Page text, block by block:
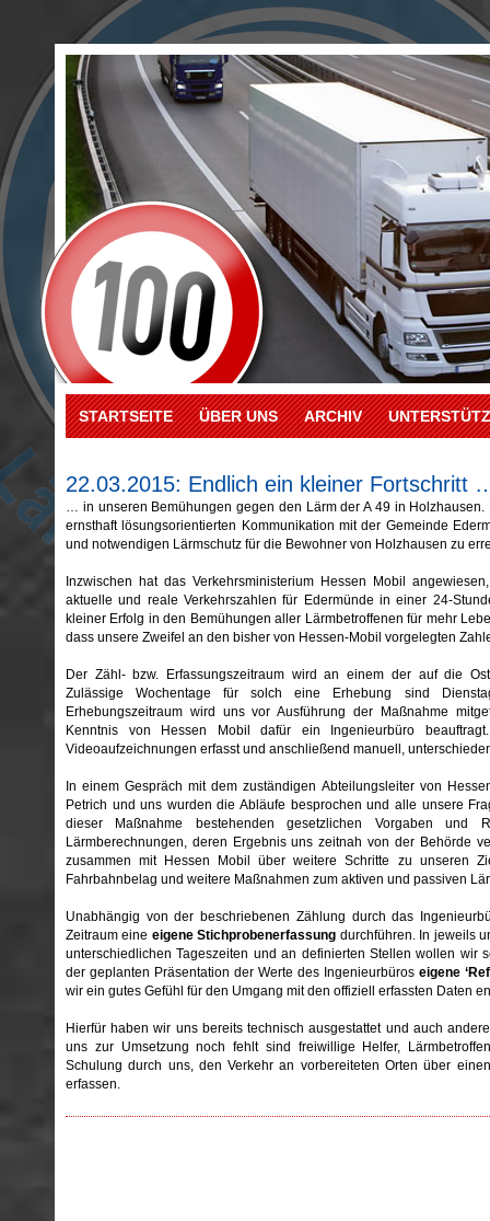
STARTSEITE ÜBER UNS ARCHIV
22.03.2015: Endlich ein kleiner Fortschritt
… in unseren Bemühungen gegen den Lärm der A 49 in
ernsthaft lösungsorientierten Kommunikation mit der Gemeinde
und notwendigen Lärmschutz für die Bewohner von Holzhausen zu
Inzwischen hat das Verkehrsministerium Hessen Mobil
aktuelle und reale Verkehrszahlen für Edermünde in einer 24-
kleiner Erfolg in den Bemühungen aller Lärmbetroffenen für mehr
dass unsere Zweifel an den bisher von Hessen-Mobil vorgelegten
Der Zähl- bzw. Erfassungszeitraum wird an einem der auf die
Zulässige Wochentage für solch eine Erhebung sind
Erhebungszeitraum wird uns vor Ausführung der Maßnahme
Kenntnis von Hessen Mobil dafür ein Ingenieurbüro
Videoaufzeichnungen erfasst und anschließend manuell,
In einem Gespräch mit dem zuständigen Abteilungsleiter von
Petrich und uns wurden die Abläufe besprochen und alle unsere
dieser Maßnahme bestehenden gesetzlichen Vorgaben und
Lärmberechnungen, deren Ergebnis uns zeitnah von der Behörde
zusammen mit Hessen Mobil über weitere Schritte zu unseren
Fahrbahnbelag und weitere Maßnahmen zum aktiven und passiven
Unabhängig von der beschriebenen Zählung durch das
Zeitraum eine eigene Stichprobenerfassung durchführen. In jeweils
unterschiedlichen Tageszeiten und an definierten Stellen wollen wir
der geplanten Präsentation der Werte des Ingenieurbüros eigene
wir ein gutes Gefühl für den Umgang mit den offiziell erfassten Daten
Hierfür haben wir uns bereits technisch ausgestattet und auch
uns zur Umsetzung noch fehlt sind freiwillige Helfer,
Schulung durch uns, den Verkehr an vorbereiteten Orten über
erfassen.